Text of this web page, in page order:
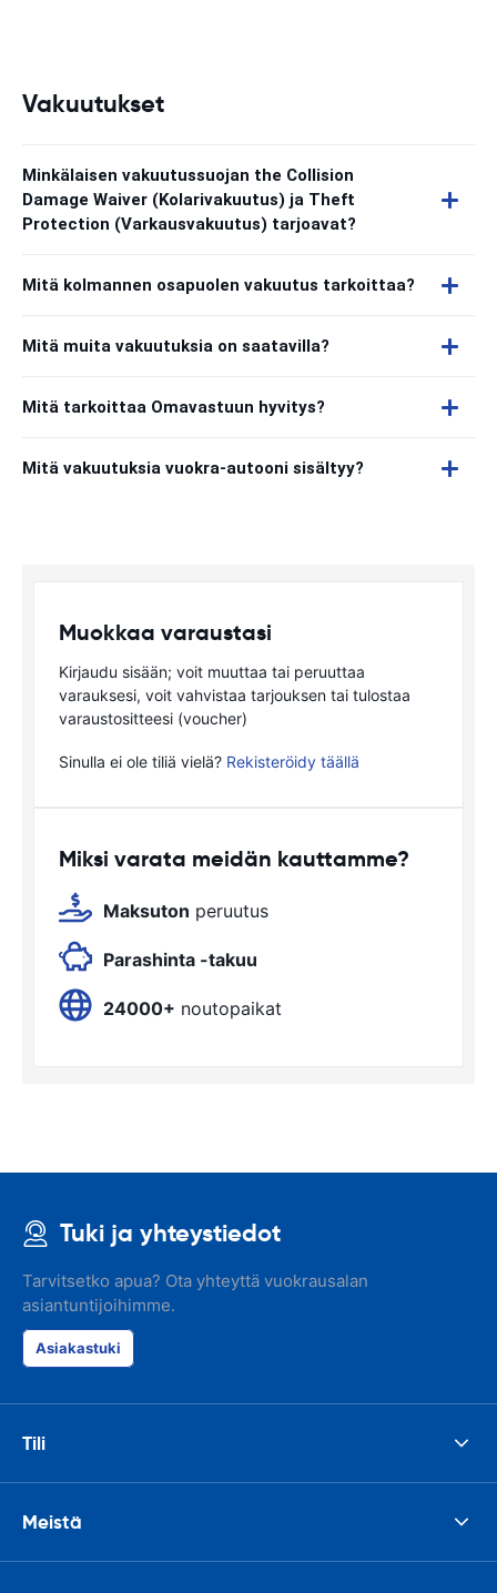
Vakuutukset
Minkälaisen vakuutussuojan the Collision
Damage Waiver (Kolarivakuutus) ja Theft
Protection (Varkausvakuutus) tarjoavat?
Mitä kolmannen osapuolen vakuutus tarkoittaa?
Mitä muita vakuutuksia on saatavilla?
Mitä tarkoittaa Omavastuun hyvitys?
Mitä vakuutuksia vuokra-autooni sisältyy?
Muokkaa varaustasi
Kirjaudu sisään; voit muuttaa tai peruuttaa
varauksesi, voit vahvistaa tarjouksen tai tulostaa
varaustositteesi (voucher)
Sinulla ei ole tiliä vielä? Rekisteröidy täällä
Miksi varata meidän kauttamme?
Maksuton peruutus
Parashinta -takuu
24000+ noutopaikat
Tuki ja yhteystiedot
Tarvitsetko apua? Ota yhteyttä vuokrausalan
asiantuntijoihimme.
Asiakastuki
Tili
Meistä